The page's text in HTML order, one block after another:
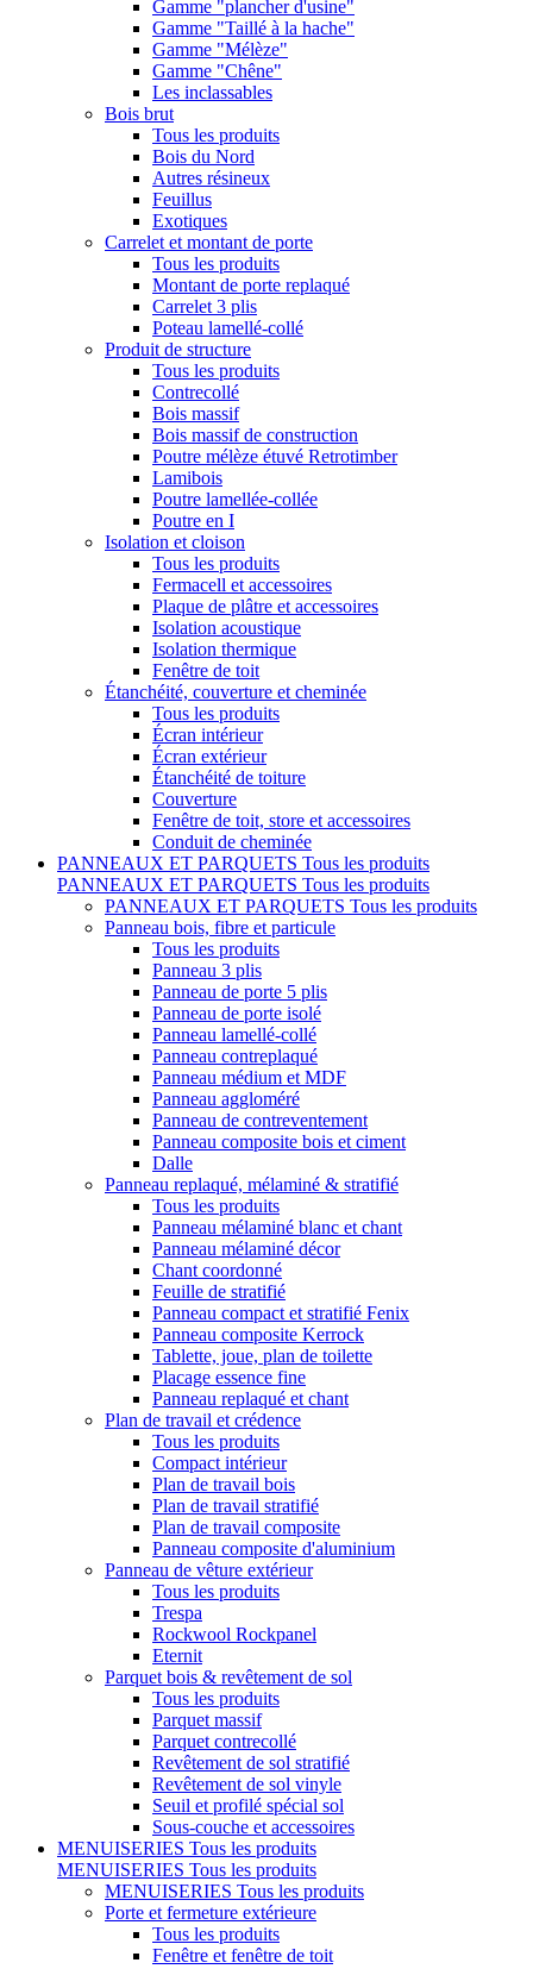
Gamme "plancher d'usine"
Gamme "Taillé à la hache"
Gamme "Mélèze"
Gamme "Chêne"
Les inclassables
Bois brut
Tous les produits
Bois du Nord
Autres résineux
Feuillus
Exotiques
Carrelet et montant de porte
Tous les produits
Montant de porte replaqué
Carrelet 3 plis
Poteau lamellé-collé
Produit de structure
Tous les produits
Contrecollé
Bois massif
Bois massif de construction
Poutre mélèze étuvé Retrotimber
Lamibois
Poutre lamellée-collée
Poutre en I
Isolation et cloison
Tous les produits
Fermacell et accessoires
Plaque de plâtre et accessoires
Isolation acoustique
Isolation thermique
Fenêtre de toit
Étanchéité, couverture et cheminée
Tous les produits
Écran intérieur
Écran extérieur
Étanchéité de toiture
Couverture
Fenêtre de toit, store et accessoires
Conduit de cheminée
PANNEAUX ET PARQUETS Tous les produits
PANNEAUX ET PARQUETS Tous les produits
PANNEAUX ET PARQUETS Tous les produits
Panneau bois, fibre et particule
Tous les produits
Panneau 3 plis
Panneau de porte 5 plis
Panneau de porte isolé
Panneau lamellé-collé
Panneau contreplaqué
Panneau médium et MDF
Panneau aggloméré
Panneau de contreventement
Panneau composite bois et ciment
Dalle
Panneau replaqué, mélaminé & stratifié
Tous les produits
Panneau mélaminé blanc et chant
Panneau mélaminé décor
Chant coordonné
Feuille de stratifié
Panneau compact et stratifié Fenix
Panneau composite Kerrock
Tablette, joue, plan de toilette
Placage essence fine
Panneau replaqué et chant
Plan de travail et crédence
Tous les produits
Compact intérieur
Plan de travail bois
Plan de travail stratifié
Plan de travail composite
Panneau composite d'aluminium
Panneau de vêture extérieur
Tous les produits
Trespa
Rockwool Rockpanel
Eternit
Parquet bois & revêtement de sol
Tous les produits
Parquet massif
Parquet contrecollé
Revêtement de sol stratifié
Revêtement de sol vinyle
Seuil et profilé spécial sol
Sous-couche et accessoires
MENUISERIES Tous les produits
MENUISERIES Tous les produits
MENUISERIES Tous les produits
Porte et fermeture extérieure
Tous les produits
Fenêtre et fenêtre de toit